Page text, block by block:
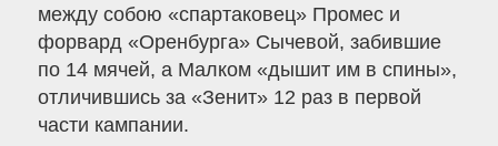
между собою «спартаковец» Промес и
форвард «Оренбурга» Сычевой, забившие
по 14 мячей, а Малком «дышит им в спины»,
отличившись за «Зенит» 12 раз в первой
части кампании.